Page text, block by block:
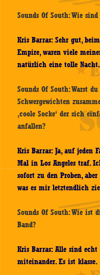
Sounds Of South: Wie
Kris Barras: Sehr gut,
Empire, waren viele
natürlich eine tolle Nacht.
Sounds Of South: Warst
Schwergewichten
‚coole Socke‘ der sich
anfallen?
Kris Barras: Ja, auf jeden
Mal in Los Angeles traf.
sofort zu den Proben,
was es mir letztendlich
Sounds Of South: Wie ist
Band?
Kris Barras: Alle sind
miteinander. Es ist klasse.